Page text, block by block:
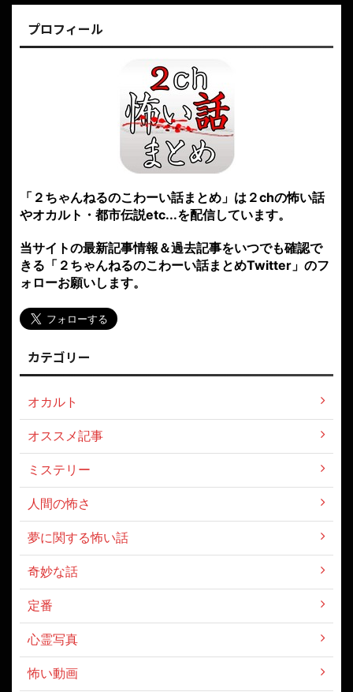
プロフィール
「２ちゃんねるのこわーい話まとめ」は２chの怖い話
やオカルト・都市伝説etc...を配信しています。
当サイトの最新記事情報＆過去記事をいつでも確認で
きる「２ちゃんねるのこわーい話まとめTwitter」のフ
ォローお願いします。
カテゴリー
オカルト
オススメ記事
ミステリー
人間の怖さ
夢に関する怖い話
奇妙な話
定番
心霊写真
怖い動画